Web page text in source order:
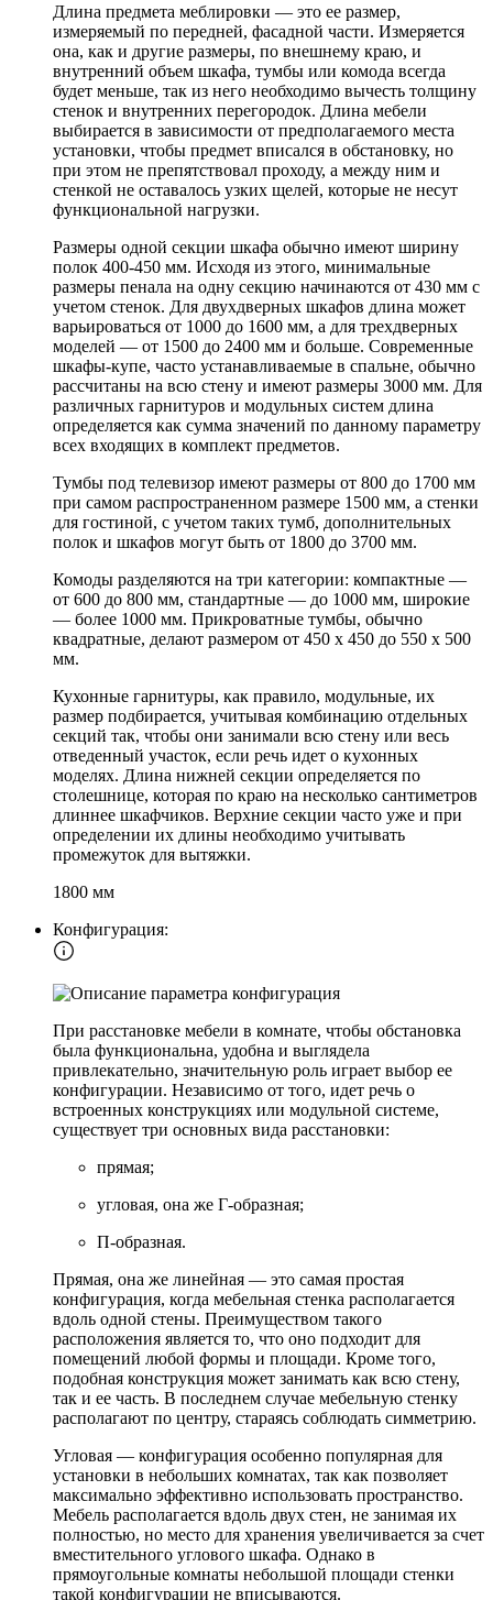
Длина предмета меблировки — это ее размер,
измеряемый по передней, фасадной части. Измеряется
она, как и другие размеры, по внешнему краю, и
внутренний объем шкафа, тумбы или комода всегда
будет меньше, так из него необходимо вычесть толщину
стенок и внутренних перегородок. Длина мебели
выбирается в зависимости от предполагаемого места
установки, чтобы предмет вписался в обстановку, но
при этом не препятствовал проходу, а между ним и
стенкой не оставалось узких щелей, которые не несут
функциональной нагрузки.
Размеры одной секции шкафа обычно имеют ширину
полок 400-450 мм. Исходя из этого, минимальные
размеры пенала на одну секцию начинаются от 430 мм с
учетом стенок. Для двухдверных шкафов длина может
варьироваться от 1000 до 1600 мм, а для трехдверных
моделей — от 1500 до 2400 мм и больше. Современные
шкафы-купе, часто устанавливаемые в спальне, обычно
рассчитаны на всю стену и имеют размеры 3000 мм. Для
различных гарнитуров и модульных систем длина
определяется как сумма значений по данному параметру
всех входящих в комплект предметов.
Тумбы под телевизор имеют размеры от 800 до 1700 мм
при самом распространенном размере 1500 мм, а стенки
для гостиной, с учетом таких тумб, дополнительных
полок и шкафов могут быть от 1800 до 3700 мм.
Комоды разделяются на три категории: компактные —
от 600 до 800 мм, стандартные — до 1000 мм, широкие
— более 1000 мм. Прикроватные тумбы, обычно
квадратные, делают размером от 450 х 450 до 550 х 500
мм.
Кухонные гарнитуры, как правило, модульные, их
размер подбирается, учитывая комбинацию отдельных
секций так, чтобы они занимали всю стену или весь
отведенный участок, если речь идет о кухонных
моделях. Длина нижней секции определяется по
столешнице, которая по краю на несколько сантиметров
длиннее шкафчиков. Верхние секции часто уже и при
определении их длины необходимо учитывать
промежуток для вытяжки.
1800 мм
Конфигурация:
При расстановке мебели в комнате, чтобы обстановка
была функциональна, удобна и выглядела
привлекательно, значительную роль играет выбор ее
конфигурации. Независимо от того, идет речь о
встроенных конструкциях или модульной системе,
существует три основных вида расстановки:
прямая;
угловая, она же Г-образная;
П-образная.
Прямая, она же линейная — это самая простая
конфигурация, когда мебельная стенка располагается
вдоль одной стены. Преимуществом такого
расположения является то, что оно подходит для
помещений любой формы и площади. Кроме того,
подобная конструкция может занимать как всю стену,
так и ее часть. В последнем случае мебельную стенку
располагают по центру, стараясь соблюдать симметрию.
Угловая — конфигурация особенно популярная для
установки в небольших комнатах, так как позволяет
максимально эффективно использовать пространство.
Мебель располагается вдоль двух стен, не занимая их
полностью, но место для хранения увеличивается за счет
вместительного углового шкафа. Однако в
прямоугольные комнаты небольшой площади стенки
такой конфигурации не вписываются.